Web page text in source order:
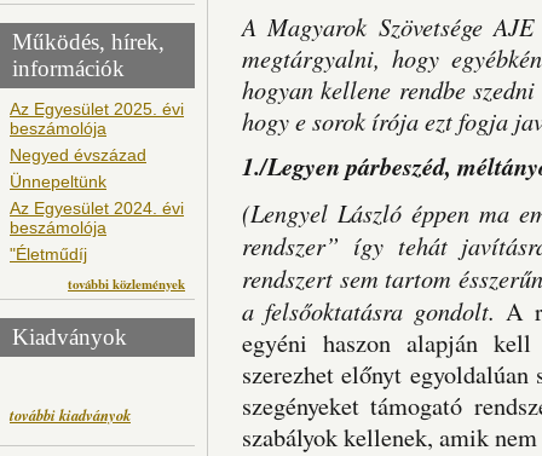
Működés, hírek,
információk
Az Egyesület 2025. évi
beszámolója
Negyed évszázad
Ünnepeltünk
Az Egyesület 2024. évi
beszámolója
"Életműdíj
további közlemények
Kiadványok
további kiadványok
A Magyarok Szövetsége
megtárgyalni, hogy
hogyan kellene rendbe
hogy e sorok írója ezt fogja
1./Legyen párbeszéd,
(Lengyel László éppen ma
rendszer” így tehát
rendszert sem tartom
a felsőoktatásra gondolt. A
egyéni haszon alapján
szerezhet előnyt
szegényeket támogató
szabályok kellenek, amik